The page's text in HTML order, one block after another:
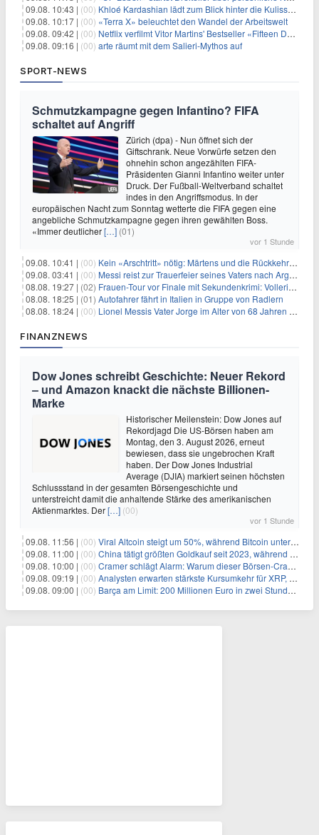
09.08. 10:43 | (00) Khloé Kardashian lädt zum Blick hinter die Kulissen ihres Freundeskreises
09.08. 10:17 | (00) «Terra X» beleuchtet den Wandel der Arbeitswelt
09.08. 09:42 | (00) Netflix verfilmt Vitor Martins' Bestseller «Fifteen Days»
09.08. 09:16 | (00) arte räumt mit dem Salieri-Mythos auf
SPORT-NEWS
Schmutzkampagne gegen Infantino? FIFA
schaltet auf Angriff
Zürich (dpa) - Nun öffnet sich der
Giftschrank. Neue Vorwürfe setzen den
ohnehin schon angezählten FIFA-
Präsidenten Gianni Infantino weiter unter
Druck. Der Fußball-Weltverband schaltet
indes in den Angriffsmodus. In der
europäischen Nacht zum Sonntag wetterte die FIFA gegen eine
angebliche Schmutzkampagne gegen ihren gewählten Boss.
«Immer deutlicher[…] (01)
vor 1 Stunde
09.08. 10:41 | (00) Kein «Arschtritt» nötig: Märtens und die Rückkehr nach Paris
09.08. 03:41 | (00) Messi reist zur Trauerfeier seines Vaters nach Argentinien
08.08. 19:27 | (02) Frauen-Tour vor Finale mit Sekundenkrimi: Vollering in Gelb
08.08. 18:25 | (01) Autofahrer fährt in Italien in Gruppe von Radlern
08.08. 18:24 | (00) Lionel Messis Vater Jorge im Alter von 68 Jahren gestorben
FINANZNEWS
Dow Jones schreibt Geschichte: Neuer Rekord
– und Amazon knackt die nächste Billionen-
Marke
Historischer Meilenstein: Dow Jones auf
Rekordjagd Die US-Börsen haben am
Montag, den 3. August 2026, erneut
bewiesen, dass sie ungebrochen Kraft
haben. Der Dow Jones Industrial
Average (DJIA) markiert seinen höchsten
Schlussstand in der gesamten Börsengeschichte und
unterstreicht damit die anhaltende Stärke des amerikanischen
Aktienmarktes. Der[…] (00)
vor 1 Stunde
09.08. 11:56 | (00) Viral Altcoin steigt um 50%, während Bitcoin unter $65.000 fällt
09.08. 11:00 | (00) China tätigt größten Goldkauf seit 2023, während Goldpreis um 8% steigt
09.08. 10:00 | (00) Cramer schlägt Alarm: Warum dieser Börsen-Crash die beste Einstiegschance seit Monaten ist
09.08. 09:19 | (00) Analysten erwarten stärkste Kursumkehr für XRP, während Polymarket skeptisch bleibt
09.08. 09:00 | (00) Barça am Limit: 200 Millionen Euro in zwei Stunden – warum dieser Schuldentrip hochgefährlich wird